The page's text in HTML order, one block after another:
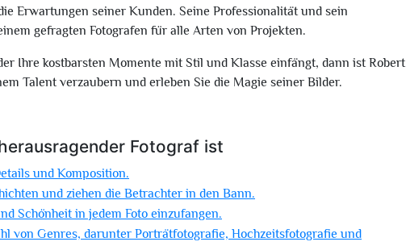
Erwartungen seiner Kunden. Seine Professionalität und sein
gefragten Fotografen für alle Arten von Projekten.
Ihre kostbarsten Momente mit Stil und Klasse einfängt, dann ist Robert
Talent verzaubern und erleben Sie die Magie seiner Bilder.
Fotograf ist
und Komposition.
und ziehen die Betrachter in den Bann.
Schönheit in jedem Foto einzufangen.
von Genres, darunter Porträtfotografie, Hochzeitsfotografie und